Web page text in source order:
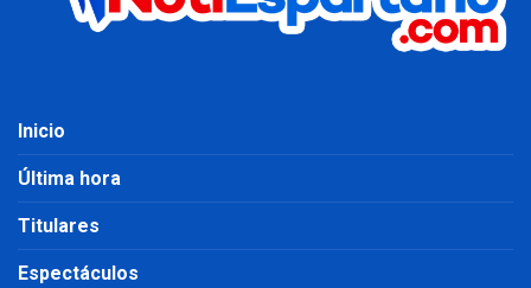
Inicio
Última hora
Titulares
Espectáculos